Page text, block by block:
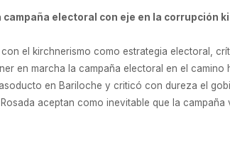
campaña electoral con eje en la corrupción
el kirchnerismo como estrategia electoral,
en marcha la campaña electoral en el
en Bariloche y criticó con dureza el
aceptan como inevitable que la